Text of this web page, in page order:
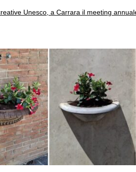
Unesco, a Carrara il meeting